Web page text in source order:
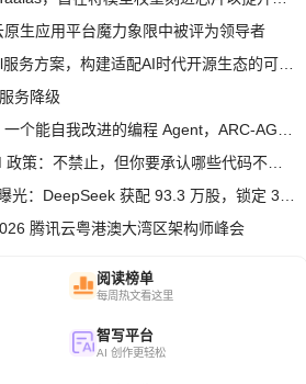
生应用平台魔力象限中被评为领导者
务降级
腾讯云粤港澳大湾区架构师峰会
阅读榜单
每周热文看这里
智写平台
AI 创作更轻松